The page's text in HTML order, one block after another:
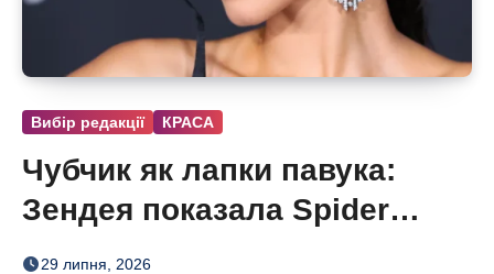
Вибір редакції КРАСА
Чубчик як лапки павука:
Зендея показала Spider
Bangs
29 липня, 2026